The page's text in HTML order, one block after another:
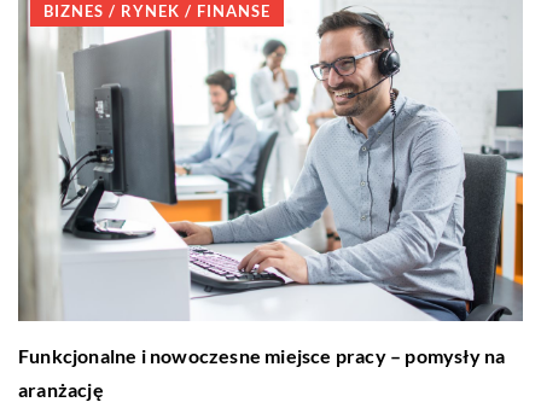
BIZNES / RYNEK / FINANSE
Funkcjonalne i nowoczesne miejsce pracy – pomysły na
aranżację